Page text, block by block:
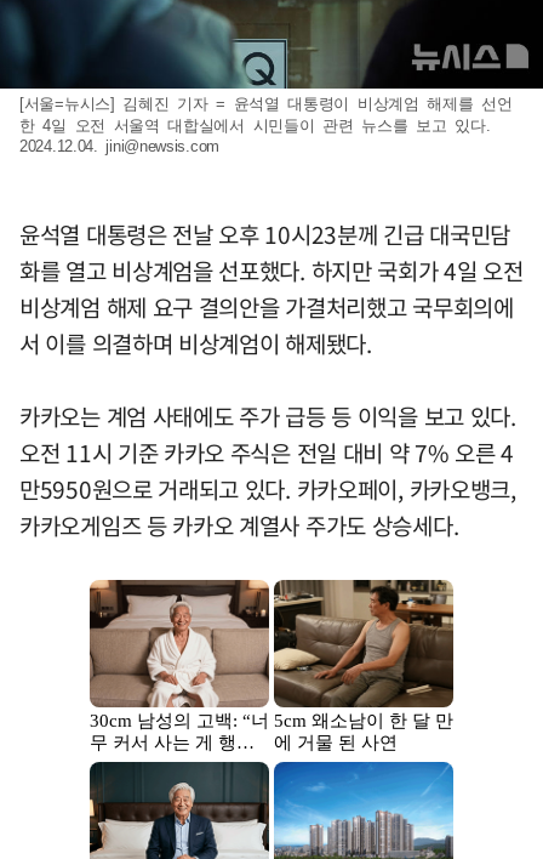
[서울=뉴시스] 김혜진 기자 = 윤석열 대통령이 비상계엄 해제를 선언
한 4일 오전 서울역 대합실에서 시민들이 관련 뉴스를 보고 있다.
2024.12.04. jini@newsis.com
윤석열 대통령은 전날 오후 10시23분께 긴급 대국민담
화를 열고 비상계엄을 선포했다. 하지만 국회가 4일 오전
비상계엄 해제 요구 결의안을 가결처리했고 국무회의에
서 이를 의결하며 비상계엄이 해제됐다.
카카오는 계엄 사태에도 주가 급등 등 이익을 보고 있다.
오전 11시 기준 카카오 주식은 전일 대비 약 7% 오른 4
만5950원으로 거래되고 있다. 카카오페이, 카카오뱅크,
카카오게임즈 등 카카오 계열사 주가도 상승세다.